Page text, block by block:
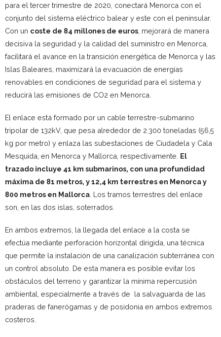
para el tercer trimestre de 2020, conectará Menorca con el
conjunto del sistema eléctrico balear y este con el peninsular.
Con un coste de 84 millones de euros , mejorará de manera
decisiva la seguridad y la calidad del suministro en Menorca,
facilitará el avance en la transición energética de Menorca y las
Islas Baleares, maximizará la evacuación de energías
renovables en condiciones de seguridad para el sistema y
reducirá las emisiones de CO2 en Menorca.
El enlace está formado por un cable terrestre-submarino
tripolar de 132kV, que pesa alrededor de 2.300 toneladas (56,5
kg por metro) y enlaza las subestaciones de Ciudadela y Cala
Mesquida, en Menorca y Mallorca, respectivamente. El
trazado incluye 41 km submarinos, con una profundidad
máxima de 81 metros, y 12,4 km terrestres en Menorca y
800 metros en Mallorca . Los tramos terrestres del enlace
son, en las dos islas, soterrados.
En ambos extremos, la llegada del enlace a la costa se
efectúa mediante perforación horizontal dirigida, una técnica
que permite la instalación de una canalización subterránea con
un control absoluto. De esta manera es posible evitar los
obstáculos del terreno y garantizar la mínima repercusión
ambiental, especialmente a través de la salvaguarda de las
praderas de fanerógamas y de posidonia en ambos extremos
costeros.